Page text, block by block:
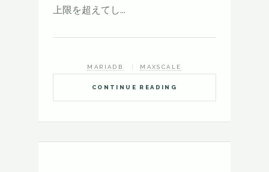
上限を超えてし...
CONTINUE READING
MARIADB MAXSCALE